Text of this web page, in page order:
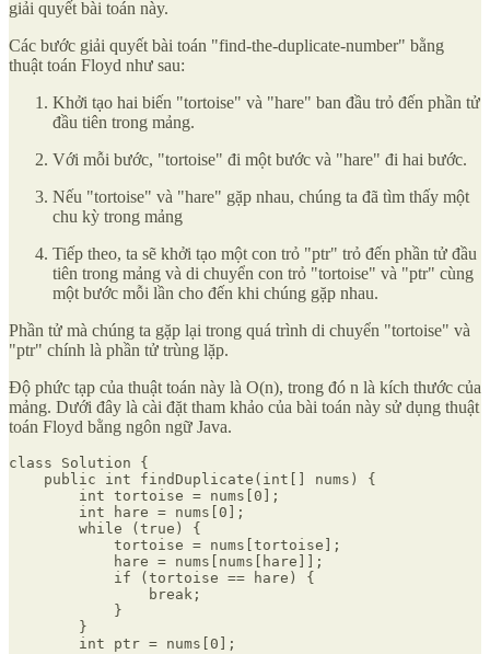
giải quyết bài toán này.
Các bước giải quyết bài toán "find-the-duplicate-number" bằng
thuật toán Floyd như sau:
Khởi tạo hai biến "tortoise" và "hare" ban đầu trỏ đến phần tử
đầu tiên trong mảng.
Với mỗi bước, "tortoise" đi một bước và "hare" đi hai bước.
Nếu "tortoise" và "hare" gặp nhau, chúng ta đã tìm thấy một
chu kỳ trong mảng
Tiếp theo, ta sẽ khởi tạo một con trỏ "ptr" trỏ đến phần tử đầu
tiên trong mảng và di chuyển con trỏ "tortoise" và "ptr" cùng
một bước mỗi lần cho đến khi chúng gặp nhau.
Phần tử mà chúng ta gặp lại trong quá trình di chuyển "tortoise" và
"ptr" chính là phần tử trùng lặp.
Độ phức tạp của thuật toán này là O(n), trong đó n là kích thước của
mảng. Dưới đây là cài đặt tham khảo của bài toán này sử dụng thuật
toán Floyd bằng ngôn ngữ Java.
class Solution {
    public int findDuplicate(int[] nums) {
        int tortoise = nums[0];
        int hare = nums[0];
        while (true) {
            tortoise = nums[tortoise];
            hare = nums[nums[hare]];
            if (tortoise == hare) {
                break;
            }
        }
        int ptr = nums[0];